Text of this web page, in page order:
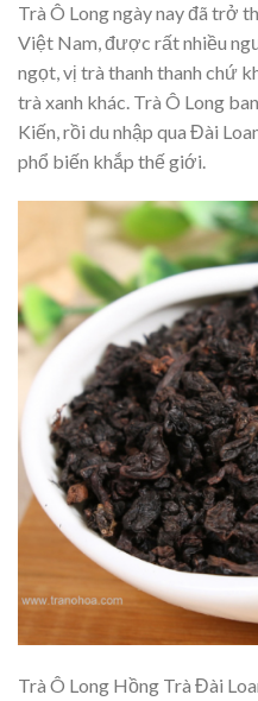
Trà Ô Long ngày nay đã trở
Việt Nam, được rất nhiều
ngọt, vị trà thanh thanh chứ
trà xanh khác. Trà Ô Long
Kiến, rồi du nhập qua Đài
phổ biến khắp thế giới.
Trà Ô Long Hồng Trà Đài